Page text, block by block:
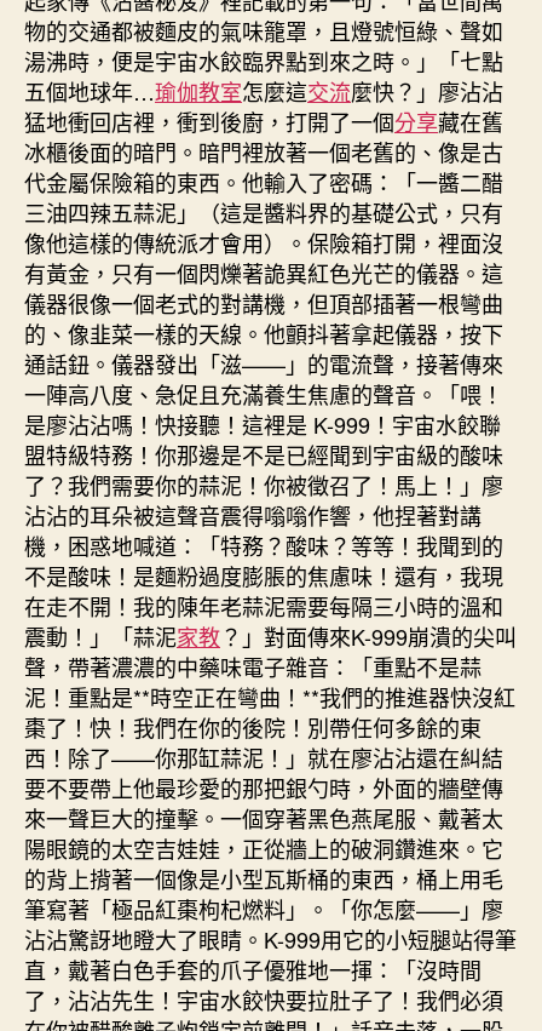
物的交通都被麵皮的氣味籠罩，且燈號恒綠、聲如
湯沸時，便是宇宙水餃臨界點到來之時。」「七點
五個地球年…瑜伽教室怎麼這交流麼快？」廖沾沾
猛地衝回店裡，衝到後廚，打開了一個分享藏在舊
冰櫃後面的暗門。暗門裡放著一個老舊的、像是古
代金屬保險箱的東西。他輸入了密碼：「一醬二醋
三油四辣五蒜泥」（這是醬料界的基礎公式，只有
像他這樣的傳統派才會用）。保險箱打開，裡面沒
有黃金，只有一個閃爍著詭異紅色光芒的儀器。這
儀器很像一個老式的對講機，但頂部插著一根彎曲
的、像韭菜一樣的天線。他顫抖著拿起儀器，按下
通話鈕。儀器發出「滋——」的電流聲，接著傳來
一陣高八度、急促且充滿養生焦慮的聲音。「喂！
是廖沾沾嗎！快接聽！這裡是 K-999！宇宙水餃聯
盟特級特務！你那邊是不是已經聞到宇宙級的酸味
了？我們需要你的蒜泥！你被徵召了！馬上！」廖
沾沾的耳朵被這聲音震得嗡嗡作響，他捏著對講
機，困惑地喊道：「特務？酸味？等等！我聞到的
不是酸味！是麵粉過度膨脹的焦慮味！還有，我現
在走不開！我的陳年老蒜泥需要每隔三小時的溫和
震動！」「蒜泥家教？」對面傳來K-999崩潰的尖叫
聲，帶著濃濃的中藥味電子雜音：「重點不是蒜
泥！重點是**時空正在彎曲！**我們的推進器快沒紅
棗了！快！我們在你的後院！別帶任何多餘的東
西！除了——你那缸蒜泥！」就在廖沾沾還在糾結
要不要帶上他最珍愛的那把銀勺時，外面的牆壁傳
來一聲巨大的撞擊。一個穿著黑色燕尾服、戴著太
陽眼鏡的太空吉娃娃，正從牆上的破洞鑽進來。它
的背上揹著一個像是小型瓦斯桶的東西，桶上用毛
筆寫著「極品紅棗枸杞燃料」。「你怎麼——」廖
沾沾驚訝地瞪大了眼睛。K-999用它的小短腿站得筆
直，戴著白色手套的爪子優雅地一揮：「沒時間
了，沾沾先生！宇宙水餃快要拉肚子了！我們必須